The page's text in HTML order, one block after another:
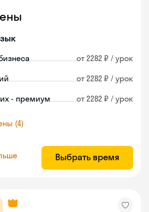
от 2282 ₽ / урок
от 2282 ₽ / урок
- премиум от 2282 ₽ / урок
(4)
Выбрать время